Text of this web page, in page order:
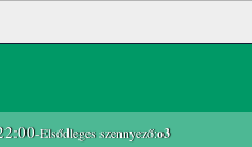
-Elsődleges szennyező:o3